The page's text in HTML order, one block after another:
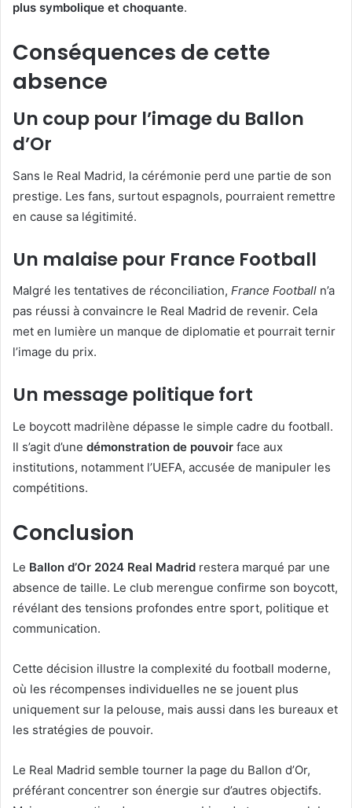
plus symbolique et choquante.
Conséquences de cette
absence
Un coup pour l’image du Ballon
d’Or
Sans le Real Madrid, la cérémonie perd une partie de son
prestige. Les fans, surtout espagnols, pourraient remettre
en cause sa légitimité.
Un malaise pour France Football
Malgré les tentatives de réconciliation, France Football n’a
pas réussi à convaincre le Real Madrid de revenir. Cela
met en lumière un manque de diplomatie et pourrait ternir
l’image du prix.
Un message politique fort
Le boycott madrilène dépasse le simple cadre du football.
Il s’agit d’une démonstration de pouvoir face aux
institutions, notamment l’UEFA, accusée de manipuler les
compétitions.
Conclusion
Le Ballon d’Or 2024 Real Madrid restera marqué par une
absence de taille. Le club merengue confirme son boycott,
révélant des tensions profondes entre sport, politique et
communication.
Cette décision illustre la complexité du football moderne,
où les récompenses individuelles ne se jouent plus
uniquement sur la pelouse, mais aussi dans les bureaux et
les stratégies de pouvoir.
Le Real Madrid semble tourner la page du Ballon d’Or,
préférant concentrer son énergie sur d’autres objectifs.